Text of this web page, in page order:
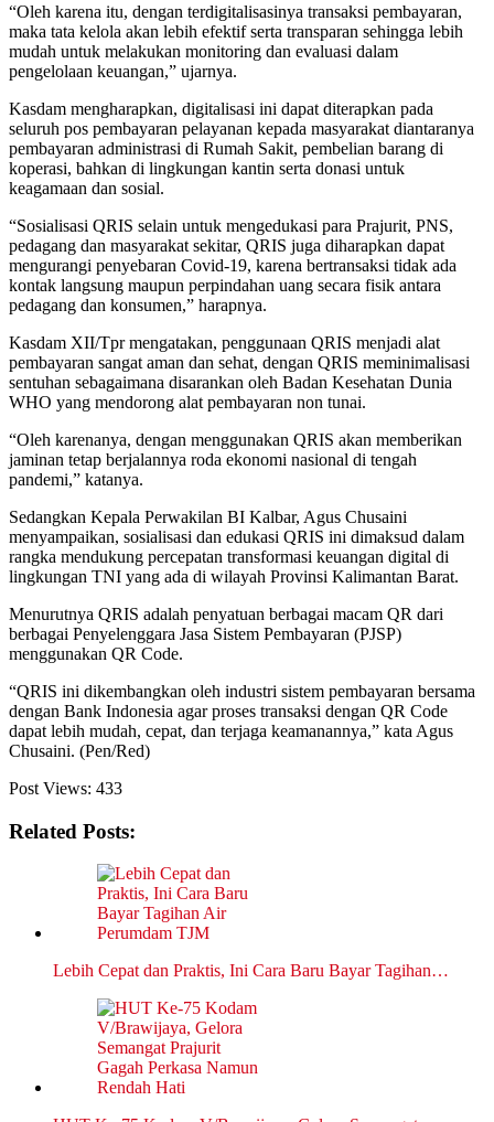
“Oleh karena itu, dengan terdigitalisasinya transaksi pembayaran,
maka tata kelola akan lebih efektif serta transparan sehingga lebih
mudah untuk melakukan monitoring dan evaluasi dalam
pengelolaan keuangan,” ujarnya.
Kasdam mengharapkan, digitalisasi ini dapat diterapkan pada
seluruh pos pembayaran pelayanan kepada masyarakat diantaranya
pembayaran administrasi di Rumah Sakit, pembelian barang di
koperasi, bahkan di lingkungan kantin serta donasi untuk
keagamaan dan sosial.
“Sosialisasi QRIS selain untuk mengedukasi para Prajurit, PNS,
pedagang dan masyarakat sekitar, QRIS juga diharapkan dapat
mengurangi penyebaran Covid-19, karena bertransaksi tidak ada
kontak langsung maupun perpindahan uang secara fisik antara
pedagang dan konsumen,” harapnya.
Kasdam XII/Tpr mengatakan, penggunaan QRIS menjadi alat
pembayaran sangat aman dan sehat, dengan QRIS meminimalisasi
sentuhan sebagaimana disarankan oleh Badan Kesehatan Dunia
WHO yang mendorong alat pembayaran non tunai.
“Oleh karenanya, dengan menggunakan QRIS akan memberikan
jaminan tetap berjalannya roda ekonomi nasional di tengah
pandemi,” katanya.
Sedangkan Kepala Perwakilan BI Kalbar, Agus Chusaini
menyampaikan, sosialisasi dan edukasi QRIS ini dimaksud dalam
rangka mendukung percepatan transformasi keuangan digital di
lingkungan TNI yang ada di wilayah Provinsi Kalimantan Barat.
Menurutnya QRIS adalah penyatuan berbagai macam QR dari
berbagai Penyelenggara Jasa Sistem Pembayaran (PJSP)
menggunakan QR Code.
“QRIS ini dikembangkan oleh industri sistem pembayaran bersama
dengan Bank Indonesia agar proses transaksi dengan QR Code
dapat lebih mudah, cepat, dan terjag​a keamanannya,” kata Agus
Chusaini. (Pen/Red)
Post Views: 433
Related Posts:
Lebih Cepat dan Praktis, Ini Cara Baru Bayar Tagihan…